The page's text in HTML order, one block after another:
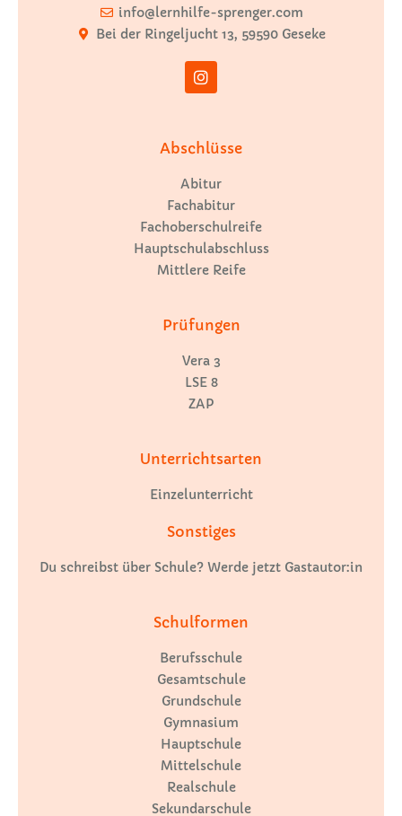
info@lernhilfe-sprenger.com
Bei der Ringeljucht 13, 59590 Geseke
Abschlüsse
Abitur
Fachabitur
Fachoberschulreife
Hauptschulabschluss
Mittlere Reife
Prüfungen
Vera 3
LSE 8
ZAP
Unterrichtsarten
Einzelunterricht
Sonstiges
Du schreibst über Schule? Werde jetzt Gastautor:in
Schulformen
Berufsschule
Gesamtschule
Grundschule
Gymnasium
Hauptschule
Mittelschule
Realschule
Sekundarschule